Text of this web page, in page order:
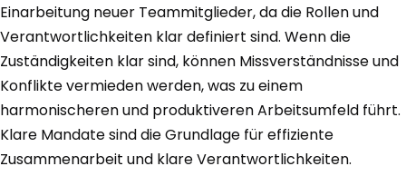
Einarbeitung neuer Teammitglieder, da die Rollen und
Verantwortlichkeiten klar definiert sind. Wenn die
Zuständigkeiten klar sind, können Missverständnisse und
Konflikte vermieden werden, was zu einem
harmonischeren und produktiveren Arbeitsumfeld führt.
Klare Mandate sind die Grundlage für effiziente
Zusammenarbeit und klare Verantwortlichkeiten.